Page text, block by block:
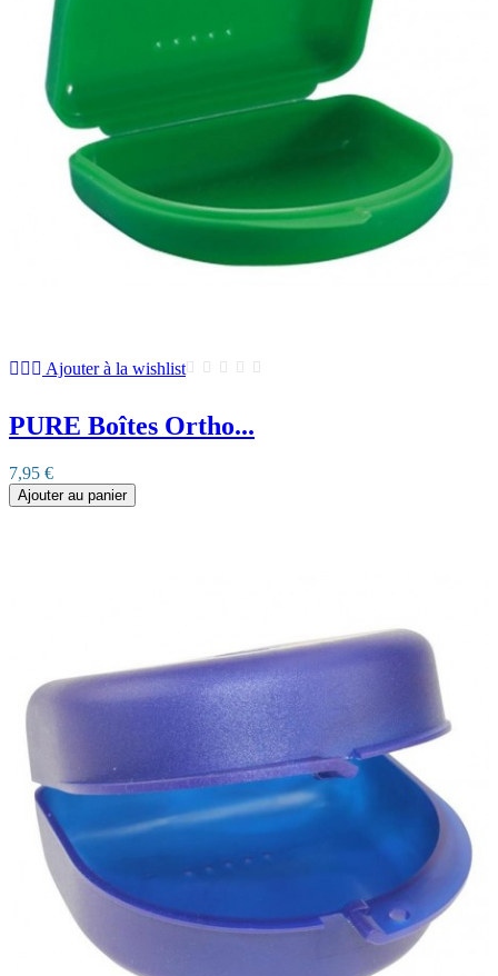
Ajouter à la wishlist
PURE Boîtes Ortho...
7,95 €
Ajouter au panier